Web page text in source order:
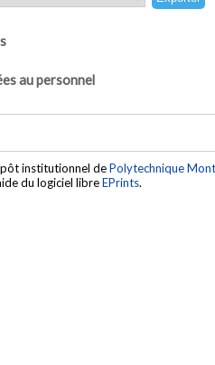
au personnel
institutionnel dePolytechnique
du logiciel libreEPrints.